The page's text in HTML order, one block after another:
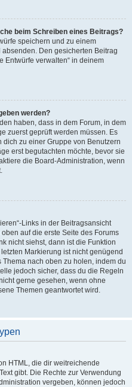
beim Schreiben eines Beitrags?
speichern und zu einem
Den gesicherten Beitrag
Entwürfe verwalten“ in deinem
werden?
haben, dass in dem Forum, in dem
zuerst geprüft werden müssen. Es
zu einer Gruppe von Benutzern
erst begutachten möchte, bevor sie
die Board-Administration, wenn
Links in der Beitragsansicht
auf die erste Seite des Forums
nicht siehst, dann ist die Funktion
Markierung ist nicht genügend
nach oben zu holen, indem du
jedoch sicher, dass du die Regeln
gerne gesehen, wenn ohne
Themen geantwortet wird.
HTML, die dir weitreichende
gibt. Die Rechte zur Verwendung
vergeben, können jedoch